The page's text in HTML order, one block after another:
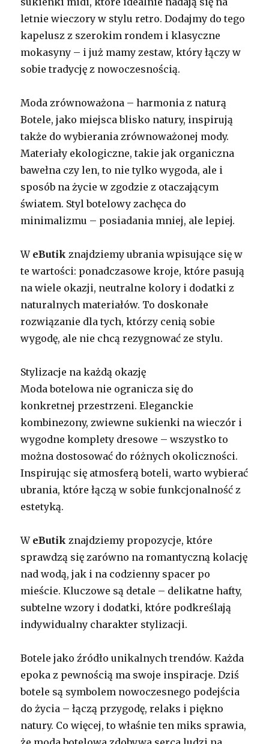
letnie wieczory w stylu retro. Dodajmy do tego
kapelusz z szerokim rondem i klasyczne
mokasyny – i już mamy zestaw, który łączy w
sobie tradycję z nowoczesnością.
Moda zrównoważona – harmonia z naturą
Botele, jako miejsca blisko natury, inspirują
także do wybierania zrównoważonej mody.
Materiały ekologiczne, takie jak organiczna
bawełna czy len, to nie tylko wygoda, ale i
sposób na życie w zgodzie z otaczającym
światem. Styl botelowy zachęca do
minimalizmu – posiadania mniej, ale lepiej.
W eButik znajdziemy ubrania wpisujące się w
te wartości: ponadczasowe kroje, które pasują
na wiele okazji, neutralne kolory i dodatki z
naturalnych materiałów. To doskonałe
rozwiązanie dla tych, którzy cenią sobie
wygodę, ale nie chcą rezygnować ze stylu.
Stylizacje na każdą okazję
Moda botelowa nie ogranicza się do
konkretnej przestrzeni. Eleganckie
kombinezony, zwiewne sukienki na wieczór i
wygodne komplety dresowe – wszystko to
można dostosować do różnych okoliczności.
Inspirując się atmosferą boteli, warto wybierać
ubrania, które łączą w sobie funkcjonalność z
estetyką.
W eButik znajdziemy propozycje, które
sprawdzą się zarówno na romantyczną kolację
nad wodą, jak i na codzienny spacer po
mieście. Kluczowe są detale – delikatne hafty,
subtelne wzory i dodatki, które podkreślają
indywidualny charakter stylizacji.
Botele jako źródło unikalnych trendów. Każda
epoka z pewnością ma swoje inspiracje. Dziś
botele są symbolem nowoczesnego podejścia
do życia – łączą przygodę, relaks i piękno
natury. Co więcej, to właśnie ten miks sprawia,